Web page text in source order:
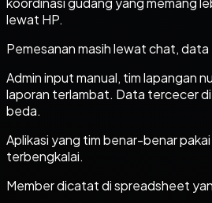
lewat HP.
Pemesanan masih lewat chat, data
Admin input manual, tim lapangan
laporan terlambat. Data tercecer
beda.
Aplikasi yang tim benar-benar
terbengkalai.
Member dicatat di spreadsheet